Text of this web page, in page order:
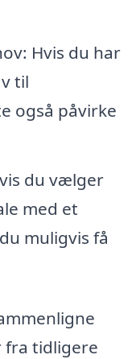
Hvis du har
til
også påvirke
du vælger
med et
muligvis få
fra tidligere